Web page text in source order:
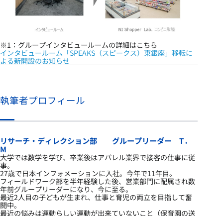
※1：グループインタビュールームの詳細はこちら
インタビュールーム「SPEAKS（スピークス）東銀座」移転に
よる新開設のお知らせ
執筆者プロフィール
リサーチ・ディレクション部 グループリーダー T．
M
大学では数学を学び、卒業後はアパレル業界で接客の仕事に従
事。
27歳で日本インフォメーションに入社。今年で11年目。
フィールドワーク部を半年経験した後、営業部門に配属され数
年前グループリーダーになり、今に至る。
最近2人目の子どもが生まれ、仕事と育児の両立を目指して奮
闘中。
最近の悩みは運動らしい運動が出来ていないこと（保育園の送